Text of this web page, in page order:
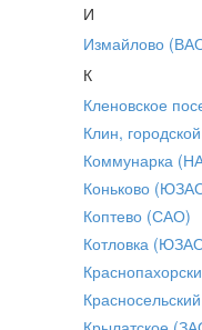
И
Измайлово
К
Кленовское
Клин,
Коммунарка
Коньково
Коптево (САО)
Котловка